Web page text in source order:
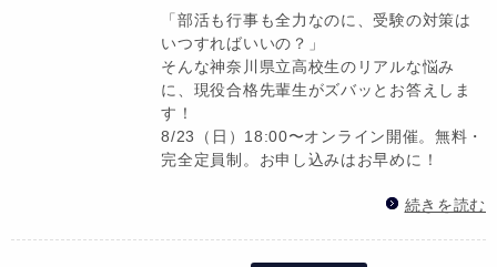
「部活も行事も全力なのに、受験の対策は
いつすればいいの？」
そんな神奈川県立高校生のリアルな悩み
に、現役合格先輩生がズバッとお答えしま
す！
8/23（日）18:00〜オンライン開催。無料・
完全定員制。お申し込みはお早めに！
続きを読む